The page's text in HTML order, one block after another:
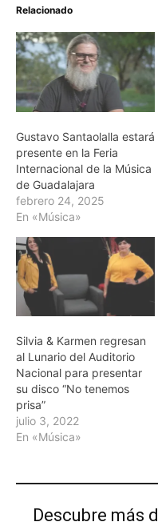
Relacionado
Gustavo Santaolalla estará
presente en la Feria
Internacional de la Música
de Guadalajara
febrero 24, 2025
En «Música»
Silvia & Karmen regresan
al Lunario del Auditorio
Nacional para presentar
su disco “No tenemos
prisa”
julio 3, 2022
En «Música»
Descubre más